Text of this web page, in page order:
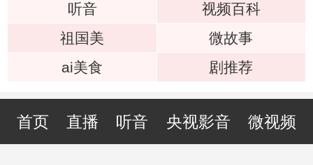
听音
视频百科
祖国美
微故事
ai美食
剧推荐
首页 直播 听音 央视影音 微视频